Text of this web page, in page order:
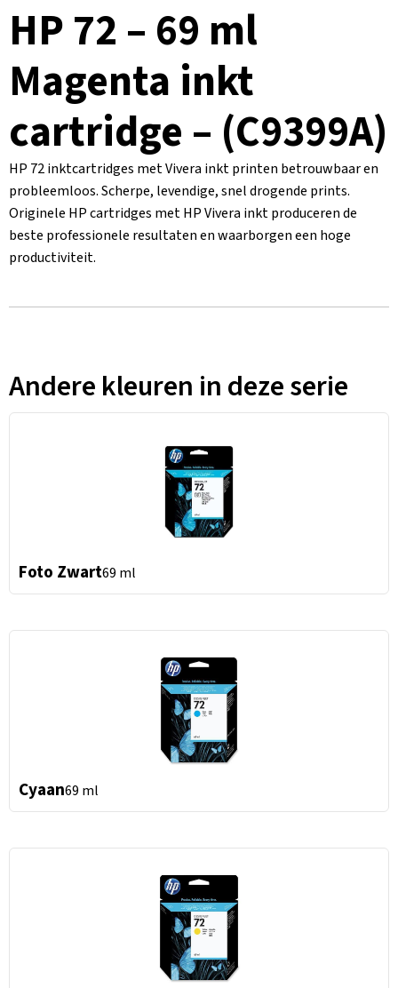
HP 72 – 69 ml
Magenta inkt
cartridge – (C9399A)
HP 72 inktcartridges met Vivera inkt printen betrouwbaar en
probleemloos. Scherpe, levendige, snel drogende prints.
Originele HP cartridges met HP Vivera inkt produceren de
beste professionele resultaten en waarborgen een hoge
productiviteit.
Andere kleuren in deze serie
Foto Zwart69 ml
Cyaan69 ml